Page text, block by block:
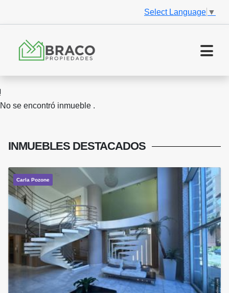
Select Language ▼
No se encontró inmueble .
INMUEBLES DESTACADOS
Carla Pozone